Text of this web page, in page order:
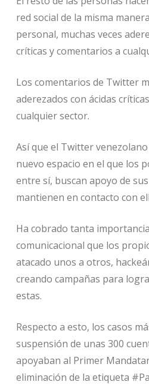
red social de la misma
personal, muchas veces
críticas y comentarios a
Los comentarios de Twitter
aderezados con ácidas
cualquier sector.
Así que el Twitter
nuevo espacio en el que los
entre sí, buscan apoyo de
mantienen en contacto con
Ha cobrado tanta
comunicacional que los
atacado unos a otros,
creando campañas para
estas.
Respecto a esto, los casos
suspensión de unas 300
apoyaban al Primer
eliminación de la etiqueta